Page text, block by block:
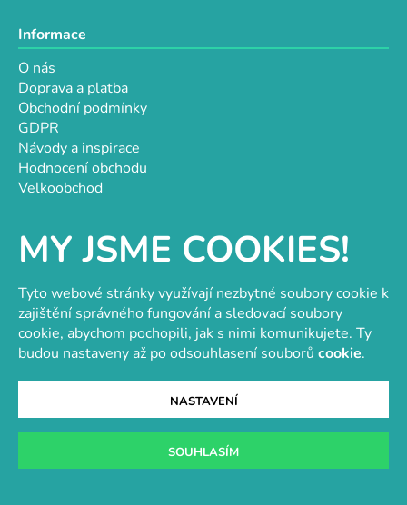
MY JSME COOKIES!
Tyto webové stránky využívají nezbytné soubory cookie k
zajištění správného fungování a sledovací soubory
cookie, abychom pochopili, jak s nimi komunikujete. Ty
budou nastaveny až po odsouhlasení souborů cookie.
NASTAVENÍ
SOUHLASÍM
Informace
O nás
Doprava a platba
Obchodní podmínky
GDPR
Návody a inspirace
Hodnocení obchodu
Velkoobchod
Kontakt
objednavky@e-vytvarka.cz
+420 725 657 656
+420 776 848 482
Facebook
Velkoobchod s korálky a komponentyTvořit je radost